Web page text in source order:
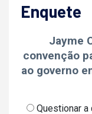
Enquete
Jayme
convenção
ao governo
Questionar